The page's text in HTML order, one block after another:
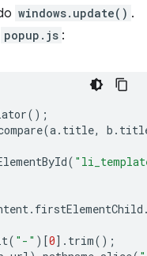
windows.update() .
popup.js :
();
(a. title, b .
(
. firstElementChild
( "-" )[0]. trim();